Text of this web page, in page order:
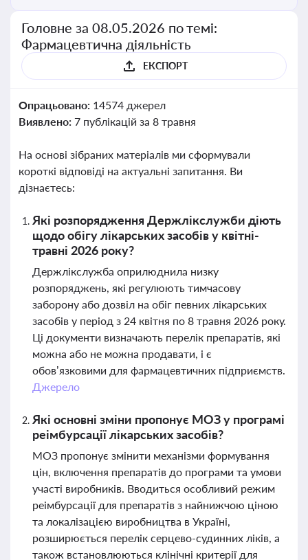
Головне за 08.05.2026 по темі:
Фармацевтична діяльність
ЕКСПОРТ
Опрацьовано: 14574 джерел
Виявлено: 7 публікацій за 8 травня
На основі зібраних матеріалів ми сформували
короткі відповіді на актуальні запитання. Ви
дізнаєтесь:
Які розпорядження Держлікслужби діють
щодо обігу лікарських засобів у квітні-
травні 2026 року?
Держлікслужба оприлюднила низку
розпоряджень, які регулюють тимчасову
заборону або дозвіл на обіг певних лікарських
засобів у період з 24 квітня по 8 травня 2026 року.
Ці документи визначають перелік препаратів, які
можна або не можна продавати, і є
обов’язковими для фармацевтичних підприємств.
Джерело
Які основні зміни пропонує МОЗ у програмі
реімбурсації лікарських засобів?
МОЗ пропонує змінити механізми формування
цін, включення препаратів до програми та умови
участі виробників. Вводиться особливий режим
реімбурсації для препаратів з найнижчою ціною
та локалізацією виробництва в Україні,
розширюється перелік серцево-судинних ліків, а
також встановлюються клінічні критерії для